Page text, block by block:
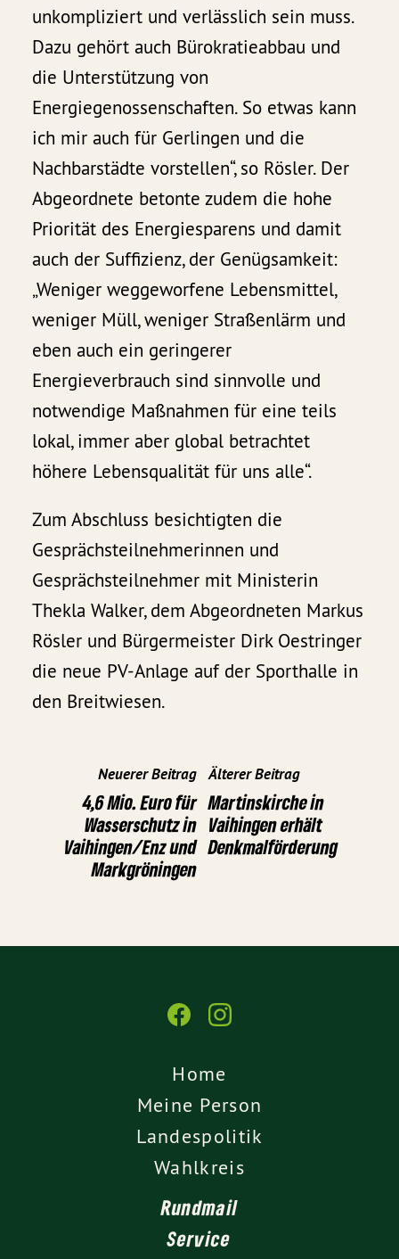
unkompliziert und verlässlich sein muss.
Dazu gehört auch Bürokratieabbau und
die Unterstützung von
Energiegenossenschaften. So etwas kann
ich mir auch für Gerlingen und die
Nachbarstädte vorstellen“, so Rösler. Der
Abgeordnete betonte zudem die hohe
Priorität des Energiesparens und damit
auch der Suffizienz, der Genügsamkeit:
„Weniger weggeworfene Lebensmittel,
weniger Müll, weniger Straßenlärm und
eben auch ein geringerer
Energieverbrauch sind sinnvolle und
notwendige Maßnahmen für eine teils
lokal, immer aber global betrachtet
höhere Lebensqualität für uns alle“.
Zum Abschluss besichtigten die
Gesprächsteilnehmerinnen und
Gesprächsteilnehmer mit Ministerin
Thekla Walker, dem Abgeordneten Markus
Rösler und Bürgermeister Dirk Oestringer
die neue PV-Anlage auf der Sporthalle in
den Breitwiesen.
Neuerer Beitrag
4,6 Mio. Euro für
Wasserschutz in
Vaihingen/Enz und
Markgröningen
Älterer Beitrag
Martinskirche in
Vaihingen erhält
Denkmalförderung
Home
Meine Person
Landespolitik
Wahlkreis
Rundmail
Service